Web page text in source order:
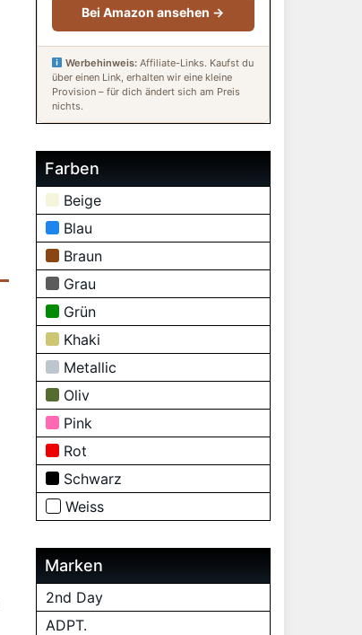
Bei Amazon ansehen →
Werbehinweis: Affiliate-Links. Kaufst du
über einen Link, erhalten wir eine kleine
Provision – für dich ändert sich am Preis
nichts.
Farben
Beige
Blau
Braun
Grau
Grün
Khaki
Metallic
Oliv
Pink
Rot
Schwarz
Weiss
Marken
2nd Day
ADPT.